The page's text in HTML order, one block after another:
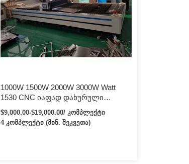
1000W 1500W 2000W 3000W Watt
1530 CNC იაფად დახურული
მაგიდის ლითონის ფირფიტა
მილის მილის ბოჭკოვანი
ლაზერული საჭრელი მანქანა
$9,000.00-$19,000.00/ კომპლექტი
4 კომპლექტი (მინ. შეკვეთა)